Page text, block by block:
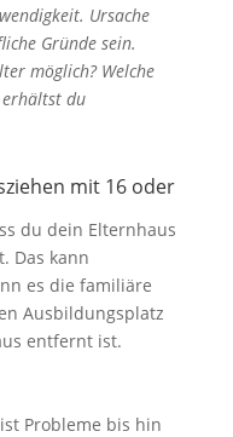
Ursache
Gründe sein.
möglich? Welche
erhältst du
mit 16 oder
du dein Elternhaus
Das kann
es die familiäre
Ausbildungsplatz
entfernt ist.
Probleme bis hin